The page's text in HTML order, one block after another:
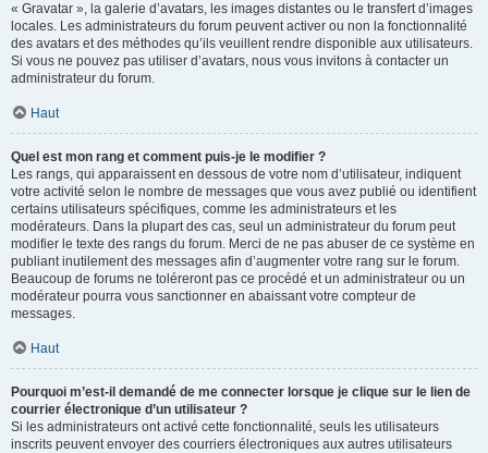
« Gravatar », la galerie d’avatars, les images distantes ou le transfert d’images
locales. Les administrateurs du forum peuvent activer ou non la fonctionnalité
des avatars et des méthodes qu’ils veuillent rendre disponible aux utilisateurs.
Si vous ne pouvez pas utiliser d’avatars, nous vous invitons à contacter un
administrateur du forum.
Haut
Quel est mon rang et comment puis-je le modifier ?
Les rangs, qui apparaissent en dessous de votre nom d’utilisateur, indiquent
votre activité selon le nombre de messages que vous avez publié ou identifient
certains utilisateurs spécifiques, comme les administrateurs et les
modérateurs. Dans la plupart des cas, seul un administrateur du forum peut
modifier le texte des rangs du forum. Merci de ne pas abuser de ce système en
publiant inutilement des messages afin d’augmenter votre rang sur le forum.
Beaucoup de forums ne toléreront pas ce procédé et un administrateur ou un
modérateur pourra vous sanctionner en abaissant votre compteur de
messages.
Haut
Pourquoi m’est-il demandé de me connecter lorsque je clique sur le lien de
courrier électronique d’un utilisateur ?
Si les administrateurs ont activé cette fonctionnalité, seuls les utilisateurs
inscrits peuvent envoyer des courriers électroniques aux autres utilisateurs